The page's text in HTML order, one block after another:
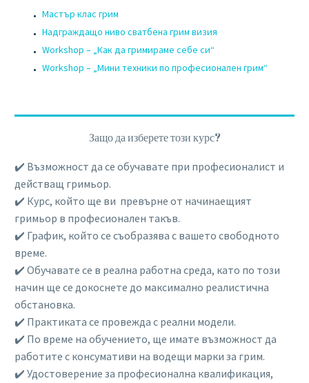
Мастър клас грим
Надграждащо ниво сватбена грим визия
Workshop – „Как да гримираме себе си“
Workshop – „Мини техники по професионален грим“
Защо да изберете този курс?
✔️ Възможност да се обучавате при професионалист и
действащ гримьор.
✔️ Курс, който ще ви превърне от начинаещият
гримьор в професионален такъв.
✔️ График, който се съобразява с вашето свободното
време.
✔️ Обучавате се в реална работна среда, като по този
начин ще се докоснете до максимално реалистична
обстановка.
✔️ Практиката се провежда с реални модели.
✔️ По време на обучението, ще имате възможност да
работите с консумативи на водещи марки за грим.
✔️ Удостоверение за професионална квалификация,